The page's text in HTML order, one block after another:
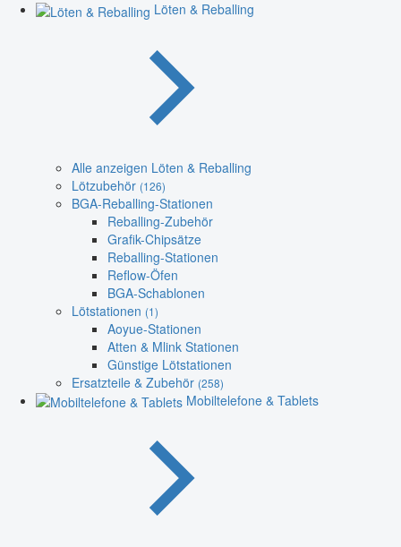
Löten & Reballing
Alle anzeigen Löten & Reballing
Lötzubehör (126)
BGA-Reballing-Stationen
Reballing-Zubehör
Grafik-Chipsätze
Reballing-Stationen
Reflow-Öfen
BGA-Schablonen
Lötstationen (1)
Aoyue-Stationen
Atten & Mlink Stationen
Günstige Lötstationen
Ersatzteile & Zubehör (258)
Mobiltelefone & Tablets